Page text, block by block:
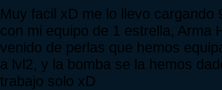
Muy facil xD me lo llevo
con mi equipo de 1 estrella, Arma
venido de perlas que hemos
a lvl2, y la bomba se la hemos
trabajo solo xD